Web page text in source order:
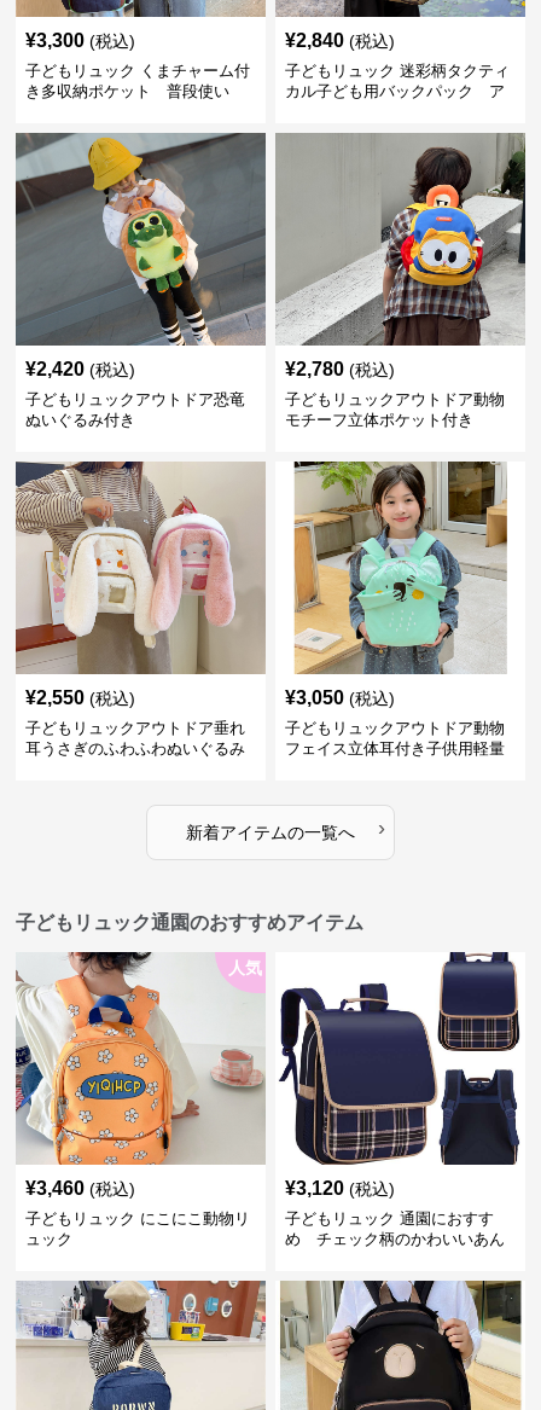
¥3,300 (税込)
子どもリュック くまチャーム付
き多収納ポケット 普段使い
¥2,840 (税込)
子どもリュック 迷彩柄タクティ
カル子ども用バックパック ア
¥2,420 (税込)
子どもリュックアウトドア恐竜
ぬいぐるみ付き
¥2,780 (税込)
子どもリュックアウトドア動物
モチーフ立体ポケット付き
¥2,550 (税込)
子どもリュックアウトドア垂れ
耳うさぎのふわふわぬいぐるみ
¥3,050 (税込)
子どもリュックアウトドア動物
フェイス立体耳付き子供用軽量
新着アイテムの一覧へ ›
子どもリュック通園のおすすめアイテム
人気
¥3,460 (税込)
子どもリュック にこにこ動物リ
ュック
¥3,120 (税込)
子どもリュック 通園におすす
め チェック柄のかわいいあん